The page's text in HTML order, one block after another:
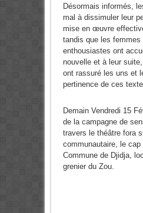
Désormais informés,
mal à dissimuler leur
mise en œuvre
tandis que les femmes
enthousiastes ont
nouvelle et à leur
ont rassuré les uns et
pertinence de ces
Demain Vendredi 15
de la campagne de
travers le théâtre fora
communautaire, le
Commune de Djidja,
grenier du Zou.